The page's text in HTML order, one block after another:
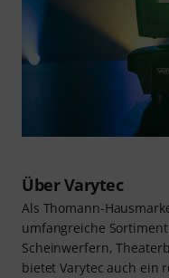
Über Varytec
Als Thomann-
umfangreiche
Scheinwerfern,
bietet Varytec auch ein